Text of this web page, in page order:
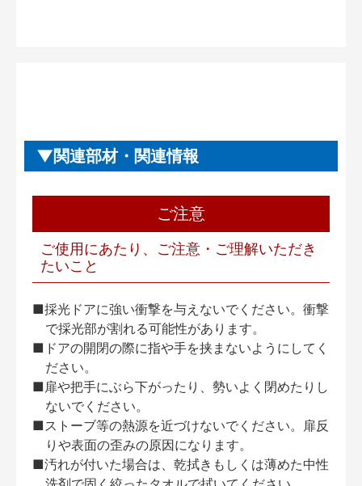
関連部材・関連情報
ご注意
ご使用にあたり、ご注意・ご理解いただき
たいこと
■採光ドアに強い衝撃を与えないでください。衝撃
で採光部が割れる可能性があります。
■ドアの開閉の際に指や手を挟まないようにしてく
ださい。
■扉や把手にぶら下がったり、勢いよく閉めたりし
ないでください。
■ストーブ等の熱源を近づけないでください。扉反
りや表面の歪みの原因になります。
■汚れが付いた場合は、乾拭きもしくは薄めた中性